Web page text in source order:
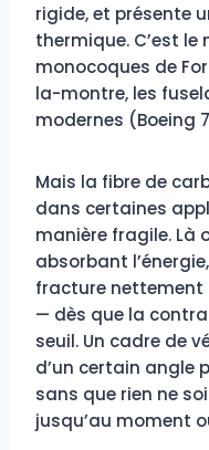
rigide, et présente
thermique. C’est
monocoques de
la-montre, les
modernes (Boeing
Mais la fibre de
dans certaines
manière fragile. Là
absorbant
fracture nettement
— dès que la
seuil. Un cadre de
d’un certain angle
sans que rien ne
jusqu’au moment